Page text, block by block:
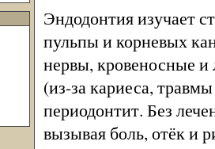
Эндодонтия изучает
пульпы и корневых
нервы, кровеносные
(из-за кариеса,
периодонтит. Без
вызывая боль, отёк и